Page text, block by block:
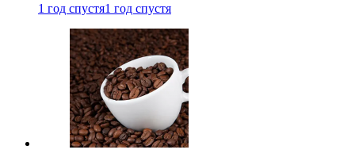
1 год спустя1 год спустя